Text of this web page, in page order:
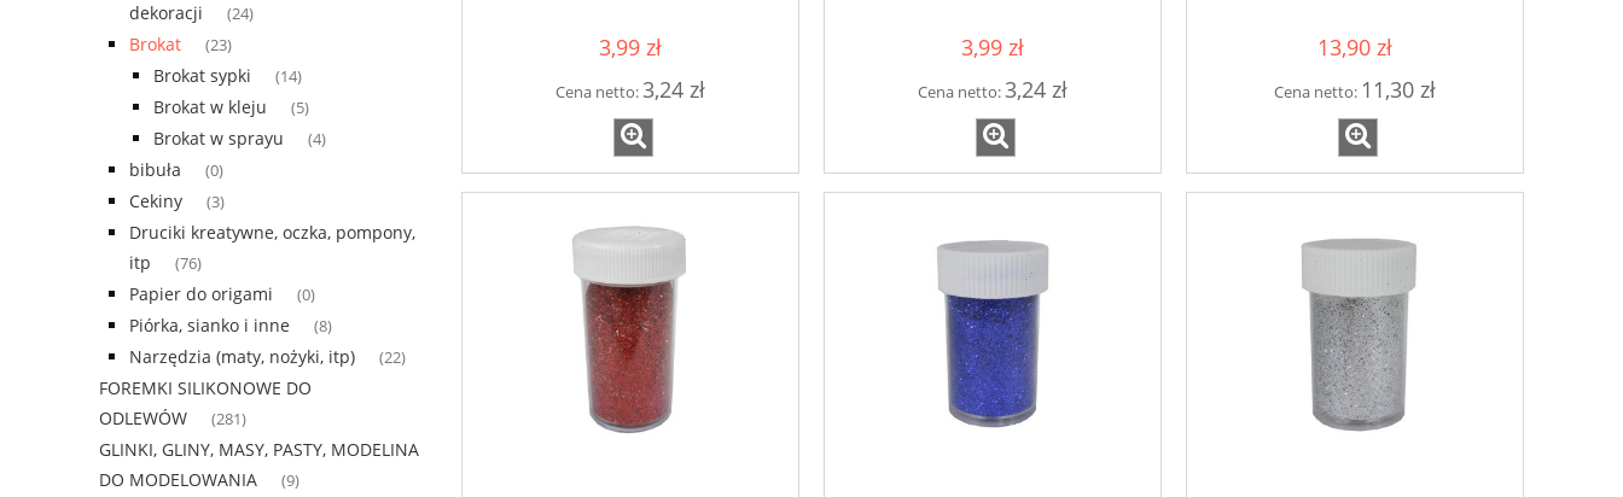
dekoracji
(24)
Brokat (23)
Brokat sypki (14)
Brokat w kleju (5)
Brokat w sprayu (4)
bibuła (0)
Cekiny (3)
Druciki kreatywne, oczka, pompony,
itp
(76)
Papier do origami (0)
Piórka, sianko i inne (8)
Narzędzia (maty, nożyki, itp) (22)
FOREMKI SILIKONOWE DO
ODLEWÓW
(281)
GLINKI, GLINY, MASY, PASTY, MODELINA
DO MODELOWANIA
(9)
3,99 zł
Cena netto:3,24 zł
3,99 zł
Cena netto:3,24 zł
13,90 zł
Cena netto: 11,30 zł